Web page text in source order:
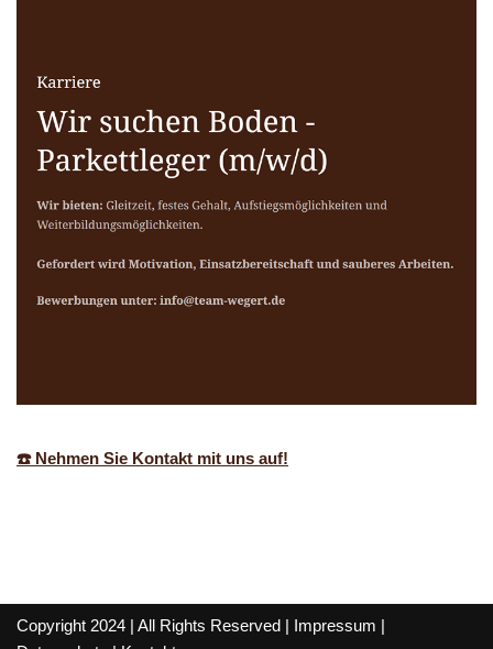
☎️ Nehmen Sie Kontakt mit uns auf!
Copyright 2024 | All Rights Reserved | Impressum |